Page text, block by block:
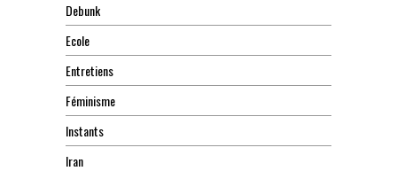
Debunk
Ecole
Entretiens
Féminisme
Instants
Iran